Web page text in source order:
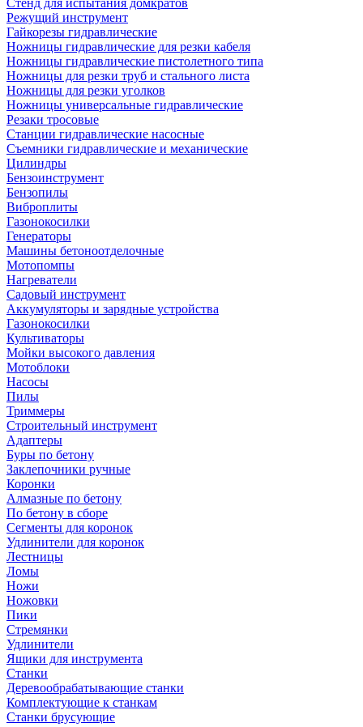
Стенд для испытания домкратов
Режущий инструмент
Гайкорезы гидравлические
Ножницы гидравлические для резки кабеля
Ножницы гидравлические пистолетного типа
Ножницы для резки труб и стального листа
Ножницы для резки уголков
Ножницы универсальные гидравлические
Резаки тросовые
Станции гидравлические насосные
Съемники гидравлические и механические
Цилиндры
Бензоинструмент
Бензопилы
Виброплиты
Газонокосилки
Генераторы
Машины бетоноотделочные
Мотопомпы
Нагреватели
Садовый инструмент
Аккумуляторы и зарядные устройства
Газонокосилки
Культиваторы
Мойки высокого давления
Мотоблоки
Насосы
Пилы
Триммеры
Строительный инструмент
Адаптеры
Буры по бетону
Заклепочники ручные
Коронки
Алмазные по бетону
По бетону в сборе
Сегменты для коронок
Удлинители для коронок
Лестницы
Ломы
Ножи
Ножовки
Пики
Стремянки
Удлинители
Ящики для инструмента
Станки
Деревообрабатывающие станки
Комплектующие к станкам
Станки брусующие